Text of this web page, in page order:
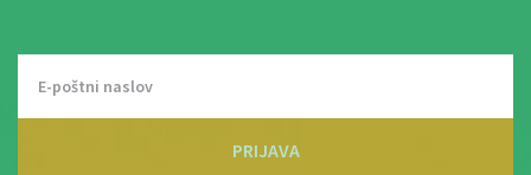
PRIJAVA